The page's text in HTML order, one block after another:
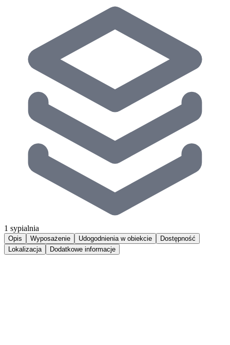
1 sypialnia
Opis Wyposażenie Udogodnienia w obiekcie
Dostępność
Lokalizacja
Dodatkowe informacje